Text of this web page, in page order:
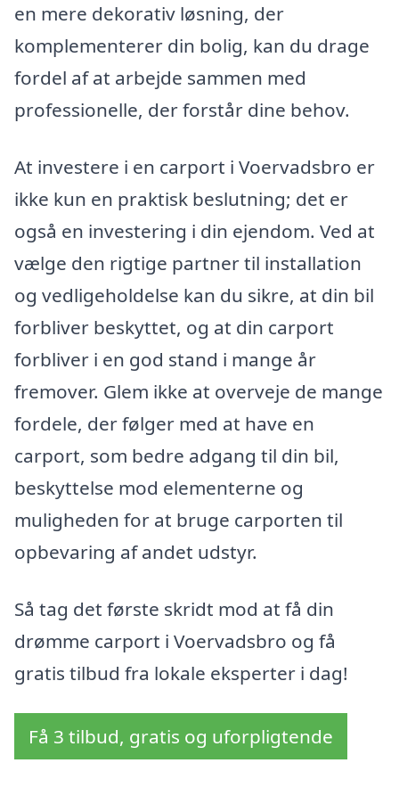
en mere dekorativ løsning, der
komplementerer din bolig, kan du drage
fordel af at arbejde sammen med
professionelle, der forstår dine behov.
At investere i en carport i Voervadsbro er
ikke kun en praktisk beslutning; det er
også en investering i din ejendom. Ved at
vælge den rigtige partner til installation
og vedligeholdelse kan du sikre, at din bil
forbliver beskyttet, og at din carport
forbliver i en god stand i mange år
fremover. Glem ikke at overveje de mange
fordele, der følger med at have en
carport, som bedre adgang til din bil,
beskyttelse mod elementerne og
muligheden for at bruge carporten til
opbevaring af andet udstyr.
Så tag det første skridt mod at få din
drømme carport i Voervadsbro og få
gratis tilbud fra lokale eksperter i dag!
Få 3 tilbud, gratis og uforpligtende